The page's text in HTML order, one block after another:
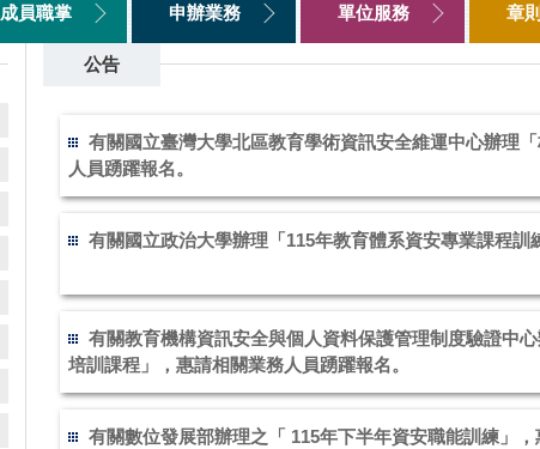
成員職掌 申辦業務 單位服務 章
公告
有關國立臺灣大學北區教育學術資訊安全維運中心辦理
人員踴躍報名。
有關國立政治大學辦理「115年教育體系資安專業課程訓
有關教育機構資訊安全與個人資料保護管理制度驗證中
培訓課程」，惠請相關業務人員踴躍報名。
有關數位發展部辦理之「 115年下半年資安職能訓練」，